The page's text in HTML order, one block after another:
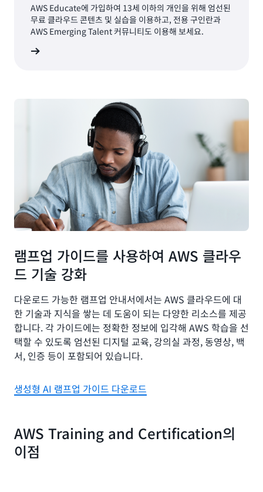
AWS Educate에 가입하여 13세 이하의 개인을 위해 엄선된
무료 클라우드 콘텐츠 및 실습을 이용하고, 전용 구인란과
AWS Emerging Talent 커뮤니티도 이용해 보세요.
램프업 가이드를 사용하여 AWS 클라우
드 기술 강화
다운로드 가능한 램프업 안내서에서는 AWS 클라우드에 대
한 기술과 지식을 쌓는 데 도움이 되는 다양한 리소스를 제공
합니다. 각 가이드에는 정확한 정보에 입각해 AWS 학습을 선
택할 수 있도록 엄선된 디지털 교육, 강의실 과정, 동영상, 백
서, 인증 등이 포함되어 있습니다.
생성형 AI 램프업 가이드 다운로드
AWS Training and Certification의
이점